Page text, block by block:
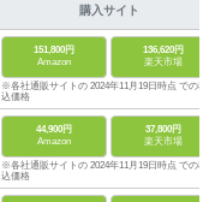
購入サイト
151,800円
Amazon
136,620円
楽天市場
※各社通販サイトの 2024年11月19日時点 での税
込価格
44,900円
Amazon
37,800円
楽天市場
※各社通販サイトの 2024年11月19日時点 での税
込価格